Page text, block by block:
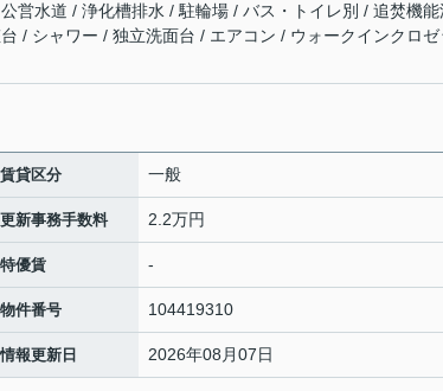
営水道 / 浄化槽排水 / 駐輪場 / バス・トイレ別 / 追焚機能
/ シャワー / 独立洗面台 / エアコン / ウォークインクロゼ
賃貸区分 一般
更新事務手数料 2.2万円
特優賃 -
物件番号 104419310
情報更新日 2026年08月07日